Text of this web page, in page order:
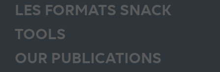
LES FORMATS SNACK
TOOLS
OUR PUBLICATIONS